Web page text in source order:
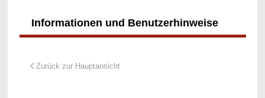
Informationen und Benutzerhinweise